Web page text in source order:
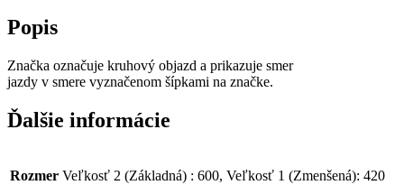
Popis
Značka označuje kruhový objazd a prikazuje smer
jazdy v smere vyznačenom šípkami na značke.
Ďalšie informácie
Rozmer Veľkosť 2 (Základná) : 600, Veľkosť 1 (Zmenšená): 420